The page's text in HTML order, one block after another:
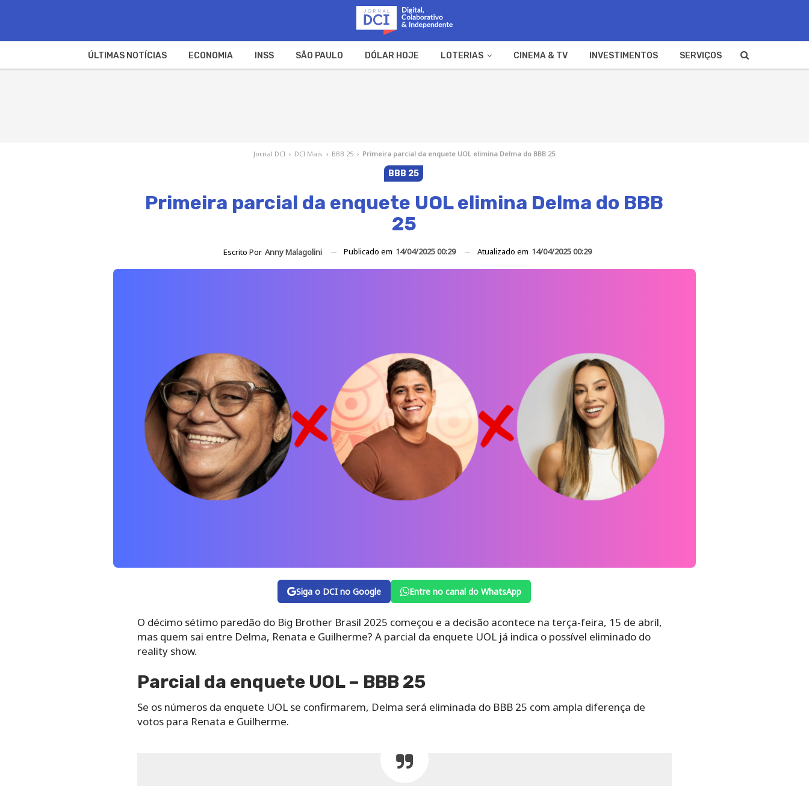
ÚLTIMAS NOTÍCIAS ECONOMIA INSS SÃO PAULO DÓLAR HOJE LOTERIAS CINEMA & TV INVESTIMENTOS SERVIÇOS
Jornal DCI › DCI Mais › BBB 25 › Primeira parcial da enquete UOL elimina Delma do BBB 25
BBB 25
Primeira parcial da enquete UOL elimina Delma do BBB
25
Escrito Por Anny Malagolini Publicado em 14/04/2025 00:29 Atualizado em 14/04/2025 00:29
Siga o DCI no Google Entre no canal do WhatsApp
O décimo sétimo paredão do Big Brother Brasil 2025 começou e a decisão acontece na terça-feira, 15 de abril,
mas quem sai entre Delma, Renata e Guilherme? A parcial da enquete UOL já indica o possível eliminado do
reality show.
Parcial da enquete UOL – BBB 25
Se os números da enquete UOL se confirmarem, Delma será eliminada do BBB 25 com ampla diferença de
votos para Renata e Guilherme.